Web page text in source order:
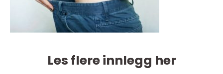
Les flere innlegg her